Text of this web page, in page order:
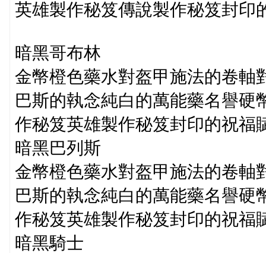
英雄製作秘笈傳說製作秘笈封印
暗黑哥布林
金幣橙色藥水對盔甲施法的卷軸
巴斯的執念純白的萬能藥名譽硬
作秘笈英雄製作秘笈封印的祝福
暗黑巴列斯
金幣橙色藥水對盔甲施法的卷軸
巴斯的執念純白的萬能藥名譽硬
作秘笈英雄製作秘笈封印的祝福
暗黑騎士